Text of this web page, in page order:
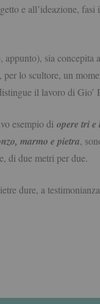
e all’ideazione,
sia
lo scultore, un
il lavoro di Gio’
esempio di opere tri
marmo e pietra,
di due metri per due.
dure, a